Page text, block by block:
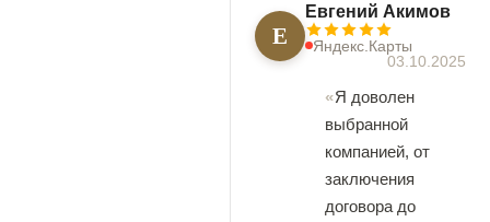
Е
Евгений Акимов
Яндекс.Карты
03.10.2025
Я доволен
выбранной
компанией, от
заключения
договора до